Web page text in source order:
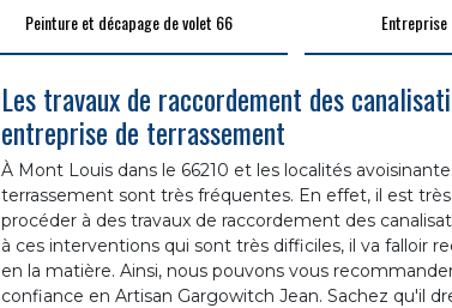
Peinture et décapage de volet 66
Les travaux de raccordement des
entreprise de terrassement
À Mont Louis dans le 66210 et les localités
terrassement sont très fréquentes. En effet, il est
procéder à des travaux de raccordement des
à ces interventions qui sont très difficiles, il va falloir
en la matière. Ainsi, nous pouvons vous
confiance en Artisan Gargowitch Jean. Sachez qu'il